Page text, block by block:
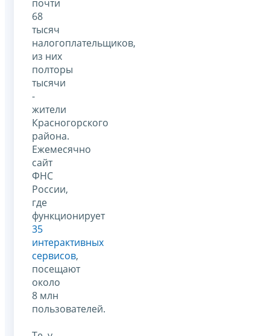
почти
68
тысяч
налогоплательщиков,
из них
полторы
тысячи
-
жители
Красногорского
района.
Ежемесячно
сайт
ФНС
России,
где
функционирует
35
интерактивных
сервисов,
посещают
около
8 млн
пользователей.